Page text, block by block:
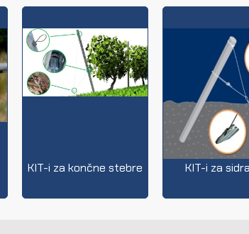
KIT-i za končne stebre KIT-i za